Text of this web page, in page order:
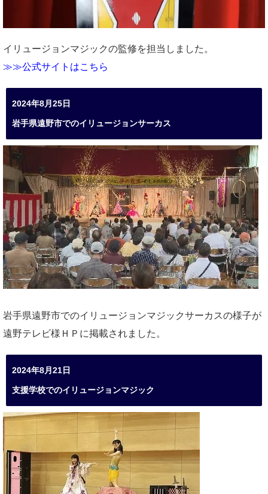
イリュージョンマジックの監修を担当しました。
≫≫公式サイトはこちら
2024年8月25日
岩手県遠野市でのイリュージョンサーカス
岩手県遠野市でのイリュージョンマジックサーカスの様子が
遠野テレビ様ＨＰに掲載されました。
2024年8月21日
支援学校でのイリュージョンマジック